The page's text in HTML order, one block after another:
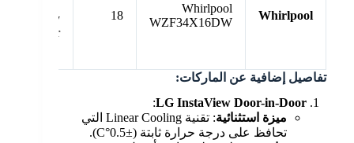
Whirlpool
Whirlpool
WZF34X16DW
18
Energy
Star
تفاصيل إضافية عن الماركات:
LG InstaView Door-in-Door
:
ميزة استثنائية
: تقنية Linear Cooling التي
تحافظ على درجة حرارة ثابتة (±0.5°C).